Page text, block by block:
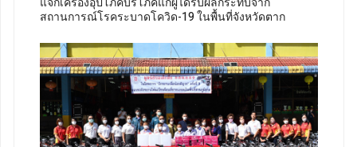
สถานการณ์โรคระบาดโควิด-19 ในพื้นที่จังหวัดตาก